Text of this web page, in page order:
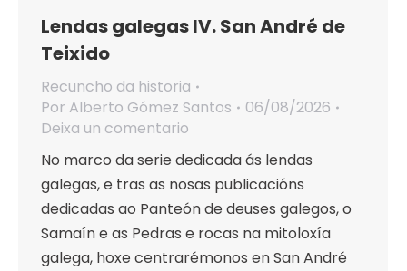
Lendas galegas IV. San André de
Teixido
Recuncho da historia
Por Alberto Gómez Santos
06/08/2026
Deixa un comentario
No marco da serie dedicada ás lendas
galegas, e tras as nosas publicacións
dedicadas ao Panteón de deuses galegos, o
Samaín e as Pedras e rocas na mitoloxía
galega, hoxe centrarémonos en San André